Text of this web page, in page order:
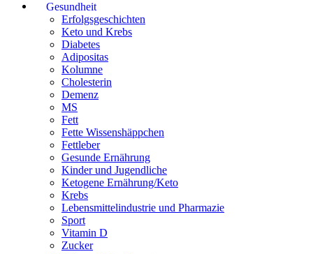
Gesundheit
Erfolgsgeschichten
Keto und Krebs
Diabetes
Adipositas
Kolumne
Cholesterin
Demenz
MS
Fett
Fette Wissenshäppchen
Fettleber
Gesunde Ernährung
Kinder und Jugendliche
Ketogene Ernährung/Keto
Krebs
Lebensmittelindustrie und Pharmazie
Sport
Vitamin D
Zucker